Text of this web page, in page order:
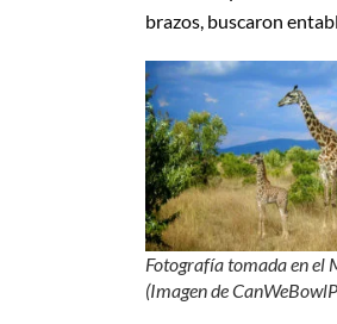
brazos, buscaron
Fotografía tomada en el
(Imagen de